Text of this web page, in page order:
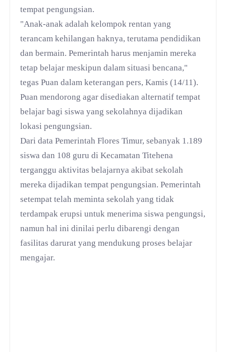
tempat pengungsian.
"Anak-anak adalah kelompok rentan yang
terancam kehilangan haknya, terutama pendidikan
dan bermain. Pemerintah harus menjamin mereka
tetap belajar meskipun dalam situasi bencana,"
tegas Puan dalam keterangan pers, Kamis (14/11).
Puan mendorong agar disediakan alternatif tempat
belajar bagi siswa yang sekolahnya dijadikan
lokasi pengungsian.
Dari data Pemerintah Flores Timur, sebanyak 1.189
siswa dan 108 guru di Kecamatan Titehena
terganggu aktivitas belajarnya akibat sekolah
mereka dijadikan tempat pengungsian. Pemerintah
setempat telah meminta sekolah yang tidak
terdampak erupsi untuk menerima siswa pengungsi,
namun hal ini dinilai perlu dibarengi dengan
fasilitas darurat yang mendukung proses belajar
mengajar.